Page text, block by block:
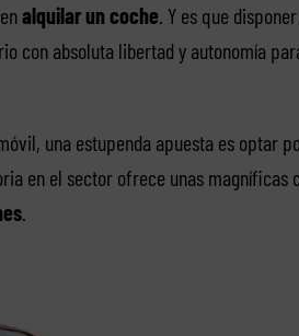
alquilar un coche. Y es que
con absoluta libertad y autonomía
una estupenda apuesta es optar
en el sector ofrece unas magníficas
.